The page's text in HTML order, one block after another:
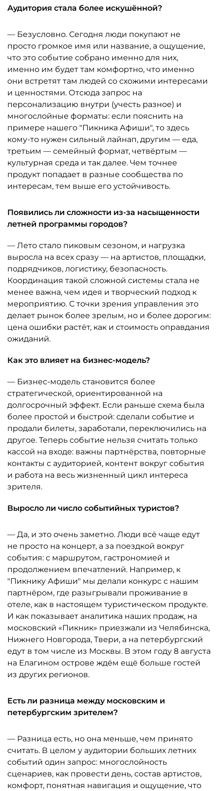
Аудитория стала более искушённой?
— Безусловно. Сегодня люди покупают не
просто громкое имя или название, а ощущение,
что это событие собрано именно для них,
именно им будет там комфортно, что именно
они встретят там людей со схожими интересами
и ценностями. Отсюда запрос на
персонализацию внутри (учесть разное) и
многослойные форматы: если пояснить на
примере нашего "Пикника Афиши", то здесь
кому-то нужен сильный лайнап, другим — еда,
третьим — семейный формат, четвёртым —
культурная среда и так далее. Чем точнее
продукт попадает в разные сообщества по
интересам, тем выше его устойчивость.
Появились ли сложности из-за насыщенности
летней программы городов?
— Лето стало пиковым сезоном, и нагрузка
выросла на всех сразу — на артистов, площадки,
подрядчиков, логистику, безопасность.
Координация такой сложной системы стала не
менее важна, чем идея и творческий подход к
мероприятию. С точки зрения управления это
делает рынок более зрелым, но и более дорогим:
цена ошибки растёт, как и стоимость оправдания
ожиданий.
Как это влияет на бизнес-модель?
— Бизнес-модель становится более
стратегической, ориентированной на
долгосрочный эффект. Если раньше схема была
более простой и быстрой: сделали событие и
продали билеты, заработали, переключились на
другое. Теперь событие нельзя считать только
кассой на входе: важны партнёрства, повторные
контакты с аудиторией, контент вокруг события
и работа на весь жизненный цикл интереса
зрителя.
Выросло ли число событийных туристов?
— Да, и это очень заметно. Люди всё чаще едут
не просто на концерт, а за поездкой вокруг
события: с маршрутом, гастрономией и
продолжением впечатлений. Например, к
"Пикнику Афиши" мы делали конкурс с нашим
партнёром, где разыгрывали проживание в
отеле, как в настоящем туристическом продукте.
И как показывает аналитика наших продаж, на
московский «Пикник» приезжали из Челябинска,
Нижнего Новгорода, Твери, а на петербургский
едут в том числе из Москвы. В этом году 8 августа
на Елагином острове ждём ещё больше гостей
из других регионов.
Есть ли разница между московским и
петербургским зрителем?
— Разница есть, но она меньше, чем принято
считать. В целом у аудитории больших летних
событий один запрос: многослойность
сценариев, как провести день, состав артистов,
комфорт, понятная навигация и ощущение, что